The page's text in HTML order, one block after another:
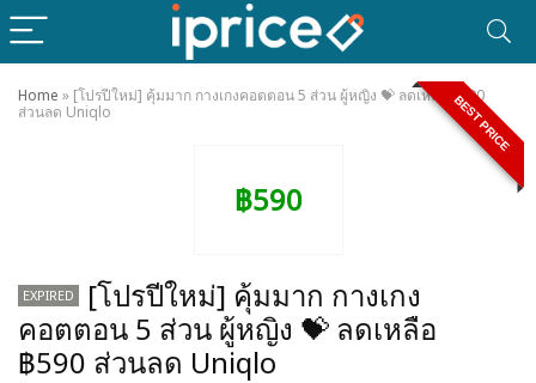
Home » [โปรปีใหม่] คุ้มมาก กางเกงคอตตอน 5 ส่วน ผู้หญิง 💝 ลดเหลือ ฿590
ส่วนลด Uniqlo
BEST PRICE
฿590
EXPIRED
[โปรปีใหม่] คุ้มมาก กางเกง
คอตตอน 5 ส่วน ผู้หญิง 💝 ลดเหลือ
฿590 ส่วนลด Uniqlo